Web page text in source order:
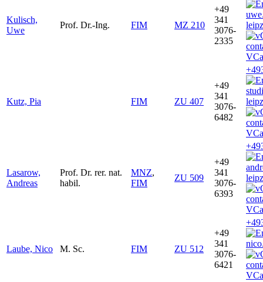
Kulisch,
Uwe
Prof. Dr.-Ing. FIM MZ 210
+49
341
3076-
2335
Kutz, Pia FIM ZU 407
+49
341
3076-
6482
Lasarow,
Andreas
Prof. Dr. rer. nat.
habil.
MNZ,
FIM
ZU 509
+49
341
3076-
6393
Laube, Nico M. Sc. FIM ZU 512
+49
341
3076-
6421